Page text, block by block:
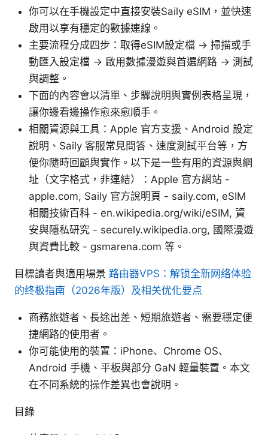
你可以在手機設定中直接安裝Saily eSIM，並快速
啟用以享有穩定的數據連線。
主要流程分成四步：取得eSIM設定檔 → 掃描或手
動匯入設定檔 → 啟用數據漫遊與首選網路 → 測試
與調整。
下面的內容會以清單、步驟說明與實例表格呈現，
讓你邊看邊操作愈來愈順手。
相關資源與工具：Apple 官方支援、Android 設定
說明、Saily 客服常見問答、速度測試平台等，方
便你隨時回顧與實作。以下是一些有用的資源與網
址（文字格式，非連結）：Apple 官方網站 -
apple.com, Saily 官方說明頁 - saily.com, eSIM
相關技術百科 - en.wikipedia.org/wiki/eSIM, 資
安與隱私研究 - securely.wikipedia.org, 國際漫遊
與資費比較 - gsmarena.com 等。
目標讀者與適用場景 路由器VPS：解锁全新网络体验
的终极指南（2026年版）及相关优化要点
商務旅遊者、長途出差、短期旅遊者、需要穩定便
捷網路的使用者。
你可能使用的裝置：iPhone、Chrome OS、
Android 手機、平板與部分 GaN 輕量裝置。本文
在不同系統的操作差異也會說明。
目錄